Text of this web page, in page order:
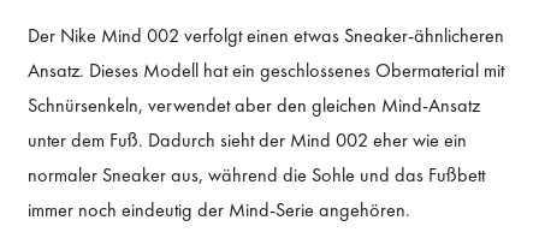
Der Nike Mind 002 verfolgt einen etwas Sneaker-ähnlicheren
Ansatz. Dieses Modell hat ein geschlossenes Obermaterial mit
Schnürsenkeln, verwendet aber den gleichen Mind-Ansatz
unter dem Fuß. Dadurch sieht der Mind 002 eher wie ein
normaler Sneaker aus, während die Sohle und das Fußbett
immer noch eindeutig der Mind-Serie angehören.